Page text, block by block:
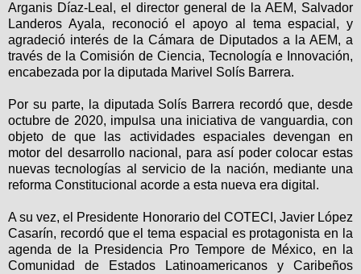
Arganis Díaz-Leal, el director general de la AEM, Salvador
Landeros Ayala, reconoció el apoyo al tema espacial, y
agradeció interés de la Cámara de Diputados a la AEM, a
través de la Comisión de Ciencia, Tecnología e Innovación,
encabezada por la diputada Marivel Solís Barrera.
Por su parte, la diputada Solís Barrera recordó que, desde
octubre de 2020, impulsa una iniciativa de vanguardia, con
objeto de que las actividades espaciales devengan en
motor del desarrollo nacional, para así poder colocar estas
nuevas tecnologías al servicio de la nación, mediante una
reforma Constitucional acorde a esta nueva era digital.
A su vez, el Presidente Honorario del COTECI, Javier López
Casarín, recordó que el tema espacial es protagonista en la
agenda de la Presidencia Pro Tempore de México, en la
Comunidad de Estados Latinoamericanos y Caribeños